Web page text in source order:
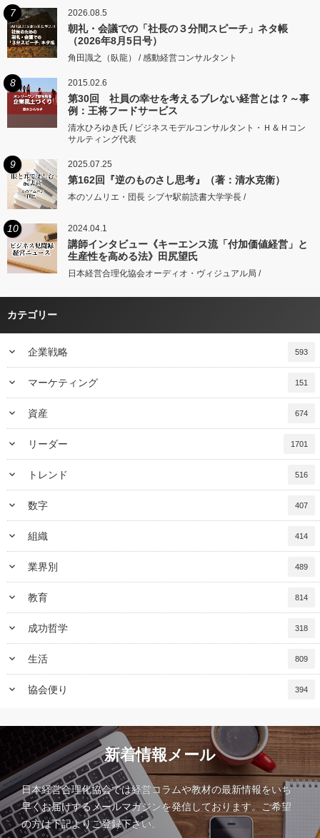
7 2026.08.5
朝礼・会議での「社長の３分間スピーチ」ネタ帳
（2026年8月5日号）
角田識之（臥龍） / 感動経営コンサルタント
8 2015.02.6
第30回 社員の幸せを考えるブレない経営とは？～事
例：王将フードサービス
清水ひろゆき氏 / ビジネスモデルコンサルタント・Ｈ＆Ｈコン
サルティング代表
9 2025.07.25
第162回『逆のものさし思考』（著：清水克衛）
本のソムリエ・団長 シブヤ駅前読書大学学長 /
10 2024.04.1
講師インタビュー《キーエンス流「付加価値経営」と
生産性を高める法》田尻望氏
日本経営合理化協会オーディオ・ヴィジュアル局 /
カテゴリー
keyboard_arrow_down 企業戦略 593
keyboard_arrow_down マーケティング 151
keyboard_arrow_down 資産 674
keyboard_arrow_down リーダー 1701
keyboard_arrow_down トレンド 516
keyboard_arrow_down 数字 407
keyboard_arrow_down 組織 414
keyboard_arrow_down 業界別 489
keyboard_arrow_down 教育 814
keyboard_arrow_down 成功哲学 318
keyboard_arrow_down 生活 809
keyboard_arrow_down 協会便り 394
新着情報メール
日本経営合理化協会では経営コラムや教材の最新情報をいち
早くお届けするメールマガジンを発信しております。ご希望
の方は下記よりご登録下さい。